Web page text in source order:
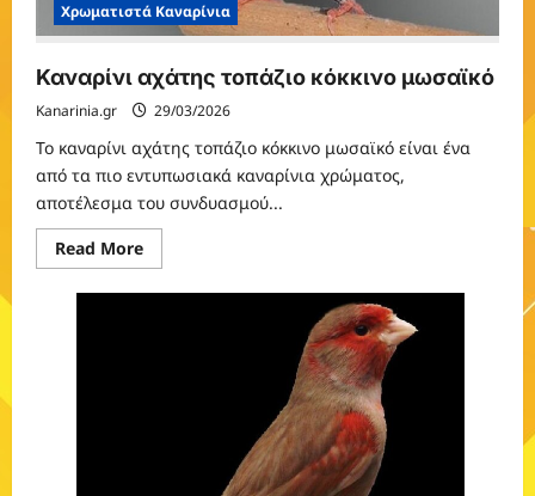
Χρωματιστά Καναρίνια
Καναρίνι αχάτης τοπάζιο κόκκινο μωσαϊκό
Kanarinia.gr 29/03/2026
Το καναρίνι αχάτης τοπάζιο κόκκινο μωσαϊκό είναι ένα
από τα πιο εντυπωσιακά καναρίνια χρώματος,
αποτέλεσμα του συνδυασμού...
Read MoreRead
more
Καναρίνι